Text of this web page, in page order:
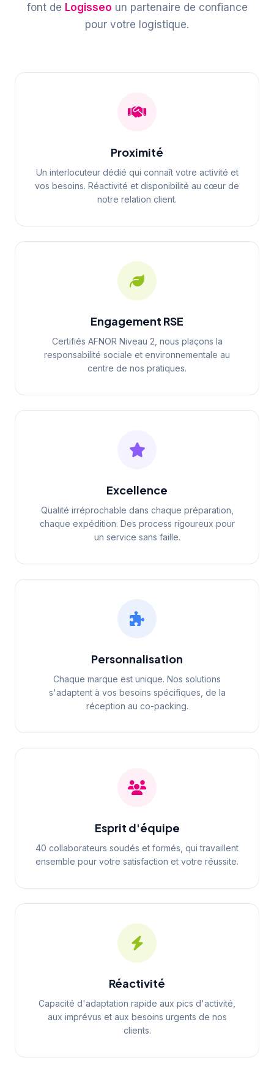
font de Logisseo un partenaire de confiance
pour votre logistique.
Proximité
Un interlocuteur dédié qui connaît votre activité et
vos besoins. Réactivité et disponibilité au cœur de
notre relation client.
Engagement RSE
Certifiés AFNOR Niveau 2, nous plaçons la
responsabilité sociale et environnementale au
centre de nos pratiques.
Excellence
Qualité irréprochable dans chaque préparation,
chaque expédition. Des process rigoureux pour
un service sans faille.
Personnalisation
Chaque marque est unique. Nos solutions
s'adaptent à vos besoins spécifiques, de la
réception au co-packing.
Esprit d'équipe
40 collaborateurs soudés et formés, qui travaillent
ensemble pour votre satisfaction et votre réussite.
Réactivité
Capacité d'adaptation rapide aux pics d'activité,
aux imprévus et aux besoins urgents de nos
clients.